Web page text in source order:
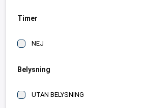
Timer
NEJ
Belysning
UTAN BELYSNING